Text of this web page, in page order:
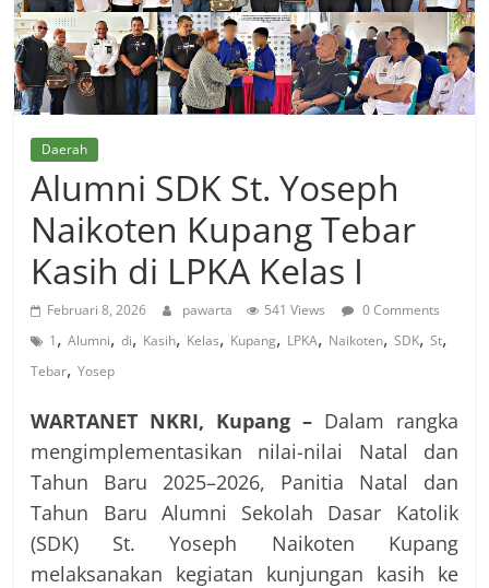
Daerah
Alumni SDK St. Yoseph
Naikoten Kupang Tebar
Kasih di LPKA Kelas I
Februari 8, 2026 pawarta 541 Views
0 Comments
1,Alumni,di, Kasih, Kelas, Kupang, LPKA, Naikoten,SDK,St,
Tebar,Yosep
WARTANET NKRI, Kupang –Dalam rangka
mengimplementasikan nilai-nilai Natal dan
Tahun Baru 2025–2026, Panitia Natal dan
Tahun Baru Alumni Sekolah Dasar Katolik
(SDK) St. Yoseph Naikoten Kupang
melaksanakan kegiatan kunjungan kasih ke